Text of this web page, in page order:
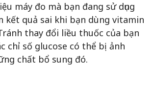
máy đo mà bạn đang sử dụng
kết quả sai khi bạn dùng vitamin
thay đổi liều thuốc của bạn
chỉ số glucose có thể bị ảnh
chất bổ sung đó.